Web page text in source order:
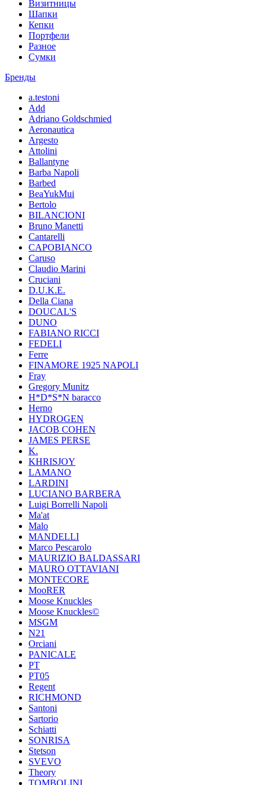
Визитницы
Шапки
Кепки
Портфели
Разное
Сумки
Бренды
a.testoni
Add
Adriano Goldschmied
Aeronautica
Argesto
Attolini
Ballantyne
Barba Napoli
Barbed
BeaYukMui
Bertolo
BILANCIONI
Bruno Manetti
Cantarelli
CAPOBIANCO
Caruso
Claudio Marini
Cruciani
D.U.K.E.
Della Ciana
DOUCAL'S
DUNO
FABIANO RICCI
FEDELI
Ferre
FINAMORE 1925 NAPOLI
Fray
Gregory Munitz
H*D*S*N baracco
Herno
HYDROGEN
JACOB COHEN
JAMES PERSE
K.
KHRISJOY
LAMANO
LARDINI
LUCIANO BARBERA
Luigi Borrelli Napoli
Ma'at
Malo
MANDELLI
Marco Pescarolo
MAURIZIO BALDASSARI
MAURO OTTAVIANI
MONTECORE
MooRER
Moose Knuckles
Moose Knuckles©️
MSGM
N21
Orciani
PANICALE
PT
PT05
Regent
RICHMOND
Santoni
Sartorio
Schiatti
SONRISA
Stetson
SVEVO
Theory
TOMBOLINI